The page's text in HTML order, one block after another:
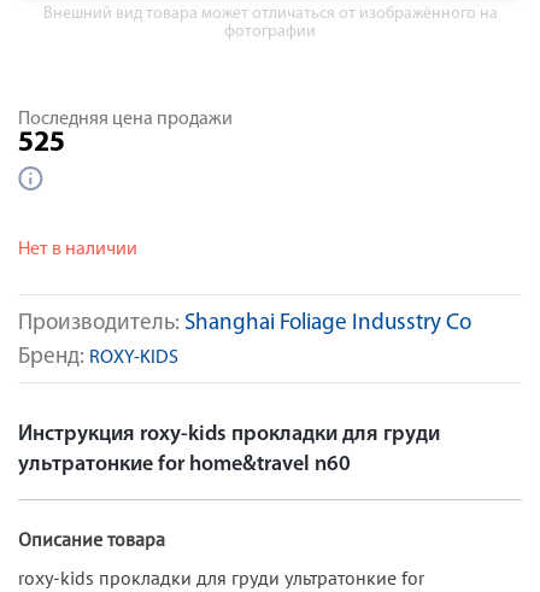
Внешний вид товара может отличаться от изображённого на
фотографии
Производитель: Shanghai Foliage Indusstry Co
Бренд: ROXY-KIDS
Последняя цена продажи
525
Нет в наличии
Инструкция roxy-kids прокладки для груди
ультратонкие for home&travel n60
Описание товара
roxy-kids прокладки для груди ультратонкие for